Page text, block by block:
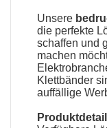
Unsere
die perfekte
schaffen und
machen
Klettbänder
auffällige